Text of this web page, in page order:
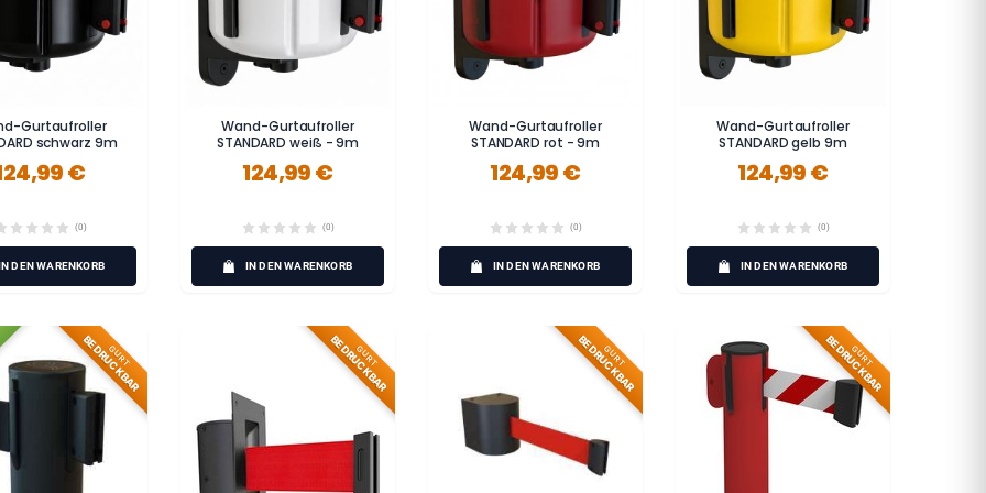
Gurtaufroller
schwarz 9m
€
(0)
DEN WARENKORB
Wand-Gurtaufroller
STANDARD weiß - 9m
124,99 €
(0)
IN DEN WARENKORB
Wand-Gurtaufroller
STANDARD rot - 9m
124,99 €
(0)
IN DEN WARENKORB
Wand-Gurtaufroller
STANDARD gelb 9m
124,99 €
(0)
IN DEN WARENKORB
GURT
BEDRUCKBAR GURT
BEDRUCKBAR GURT
BEDRUCKBAR GURT
BEDRUCKBAR